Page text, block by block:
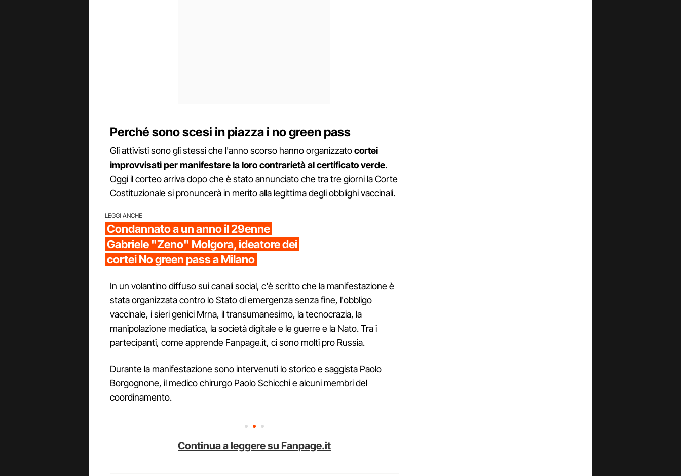
Perché sono scesi in piazza i no green pass
Gli attivisti sono gli stessi che l'anno scorso hanno organizzatocortei
improvvisati per manifestare la loro contrarietà al certificato verde.
Oggi il corteo arriva dopo che è stato annunciato che tra tre giorni la Corte
Costituzionale si pronuncerà in merito alla legittima degli obblighi vaccinali.
LEGGI ANCHE
Condannato a un anno il 29enne
Gabriele "Zeno" Molgora, ideatore dei
cortei No green pass a Milano
In un volantino diffuso sui canali social, c'è scritto che la manifestazione è
stata organizzata contro lo Stato di emergenza senza fine, l'obbligo
vaccinale, i sieri genici Mrna, il transumanesimo, la tecnocrazia, la
manipolazione mediatica, la società digitale e le guerre e la Nato. Tra i
partecipanti, come apprende Fanpage.it, ci sono molti pro Russia.
Durante la manifestazione sono intervenuti lo storico e saggista Paolo
Borgognone, il medico chirurgo Paolo Schicchi e alcuni membri del
coordinamento.
Continua a leggere su Fanpage.it